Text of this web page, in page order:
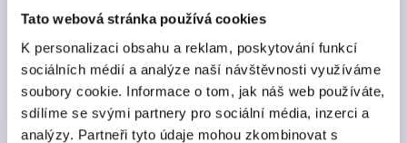
Tato webová stránka používá cookies
K personalizaci obsahu a reklam, poskytování funkcí
sociálních médií a analýze naší návštěvnosti využíváme
soubory cookie. Informace o tom, jak náš web používáte,
sdílíme se svými partnery pro sociální média, inzerci a
analýzy. Partneři tyto údaje mohou zkombinovat s
VÝŠKA DRŽADLA=42,5
H4=45,5 POČET ZUBŮ =20
Objednací číslo:K0123.9206181X50
CZK280.28
bez DPH
plus náklady na dopravu
DETAILY